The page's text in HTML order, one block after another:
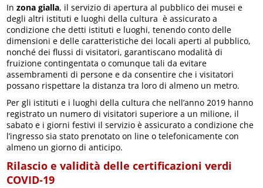
Inzona gialla, il servizio di apertura al pubblico dei musei e
degli altri istituti e luoghi della cultura è assicurato a
condizione che detti istituti e luoghi, tenendo conto delle
dimensioni e delle caratteristiche dei locali aperti al pubblico,
nonché dei flussi di visitatori, garantiscano modalità di
fruizione contingentata o comunque tali da evitare
assembramenti di persone e da consentire che i visitatori
possano rispettare la distanza tra loro di almeno un metro.
Per gli istituti e i luoghi della cultura che nell’anno 2019 hanno
registrato un numero di visitatori superiore a un milione, il
sabato e i giorni festivi il servizio è assicurato a condizione che
l’ingresso sia stato prenotato on line o telefonicamente con
almeno un giorno di anticipo.
Rilascio e validità delle certificazioni verdi
COVID-19